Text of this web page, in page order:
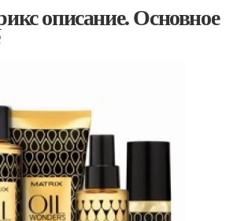
описание. Основное